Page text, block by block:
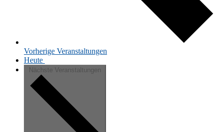
Vor­he­ri­ge Ver­an­stal­tun­gen
Heute
Nächste Veranstaltungen